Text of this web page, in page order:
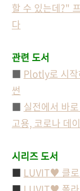
할 수 있는데?"
다
관련 도서
■ Plotly로 시작
썬
■ 실전에서 바
고용, 코로나 데
시리즈 도서
■ LUVIT♥ 클로